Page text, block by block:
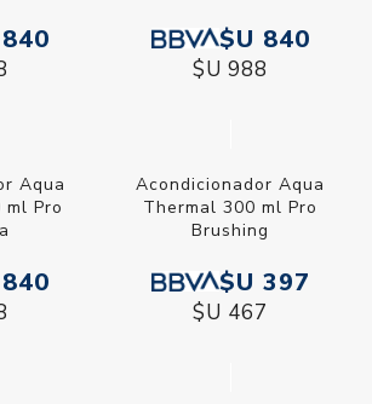
$U 840
$U 988
Aqua
Pro
Acondicionador Aqua
Thermal 300 ml Pro
Brushing
$U 397
$U 467